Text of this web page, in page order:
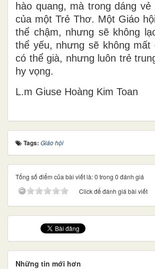
hào quang, mà trong dáng vẻ
của một Trẻ Thơ. Một Giáo
thể chậm, nhưng sẽ không
thể yếu, nhưng sẽ không mất
có thể già, nhưng luôn trẻ
hy vọng.
L.m Giuse Hoàng Kim Toan
Tags: Giáo hội
Tổng số điểm của bài viết là: 0 trong 0 đánh giá
Click để đánh giá bài viết
Những tin mới hơn